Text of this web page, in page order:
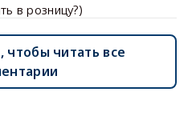
в розницу?)
чтобы читать все